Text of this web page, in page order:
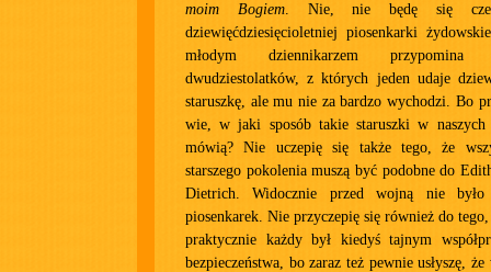
moim Bogiem. Nie, nie będę się
dziewięćdziesięcioletniej piosenkarki
młodym dziennikarzem
dwudziestolatków, z których jeden udaje
staruszkę, ale mu nie za bardzo wychodzi. Bo
wie, w jaki sposób takie staruszki w naszych
mówią? Nie uczepię się także tego, że
starszego pokolenia muszą być podobne do
Dietrich. Widocznie przed wojną nie było
piosenkarek. Nie przyczepię się również do
praktycznie każdy był kiedyś tajnym
bezpieczeństwa, bo zaraz też pewnie usłyszę,